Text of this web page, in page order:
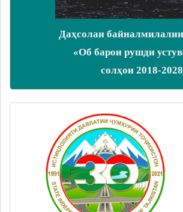
Даҳсолаи
«Об барои рушди
солҳои 2018-2028